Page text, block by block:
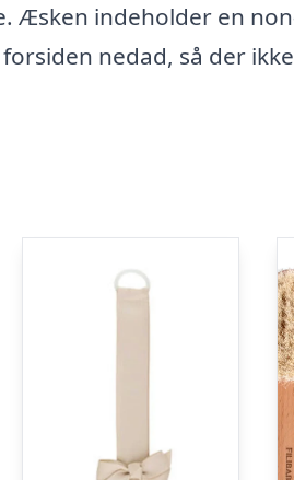
Æsken indeholder en
nedad, så der